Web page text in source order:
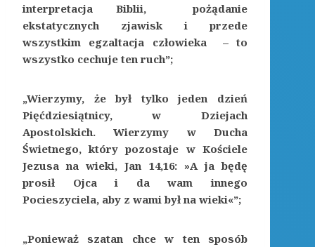
interpretacja Biblii, pożądanie
ekstatycznych zjawisk i przede
wszystkim egzaltacja człowieka – to
wszystko cechuje ten ruch”;
„Wierzymy, że był tylko jeden dzień
Pięćdziesiątnicy, w Dziejach
Apostolskich. Wierzymy w Ducha
Świetnego, który pozostaje w Kościele
Jezusa na wieki, Jan 14,16: »A ja będę
prosił Ojca i da wam innego
Pocieszyciela, aby z wami był na wieki«”;
„Ponieważ szatan chce w ten sposób